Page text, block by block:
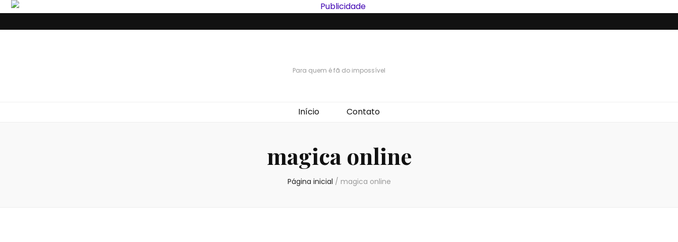
Para quem é fã do impossível
Início Contato
magica online
Página inicial / magica online